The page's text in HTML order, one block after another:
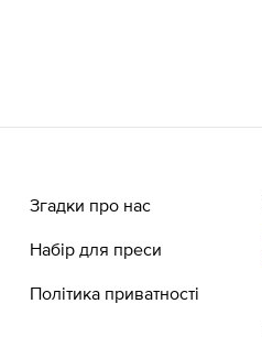
Згадки про нас
Набір для преси
Політика приватності